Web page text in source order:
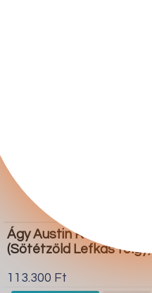
Ágy Austin R122
(Sötétzöld Lefkas tölgy)
113.300 Ft